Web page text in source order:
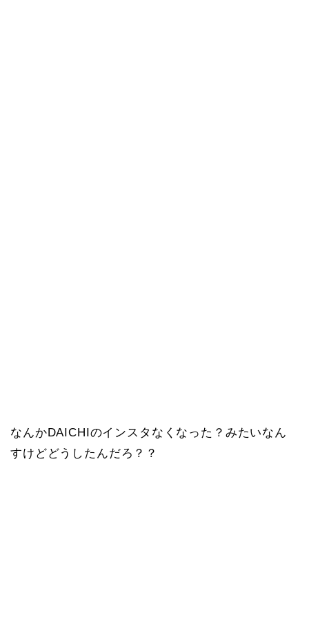
なんかDAICHIのインスタなくなった？みたいなん
すけどどうしたんだろ？？